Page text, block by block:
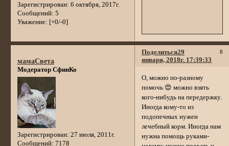
Зарегистрирован: 6 октября, 2017г.
Сообщений: 5
Уважение: [+0/-0]
Поделиться 8
29
января, 2018г. 17:39:33
мамаСвета
Модератор СфинКо
Зарегистрирован: 27 июля, 2011г.
Сообщений: 7178
О, можно по-разному
помочь 😍 можно взять
кого-нибудь на передержку.
Иногда кому-то из
подопечных нужен
лечебный корм. Иногда нам
нужна помощь руками-